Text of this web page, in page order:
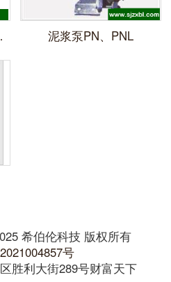
泵 泥浆泵PN、PNL
希伯伦科技 版权所有
号
胜利大街289号财富天下